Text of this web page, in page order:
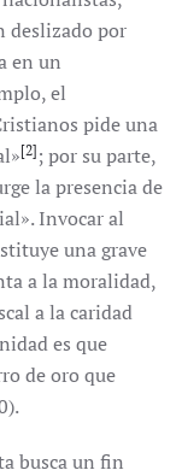
deslizado por
en un
el
pide una
[2] ; por su parte,
la presencia de
Invocar al
una grave
a la moralidad,
a la caridad
es que
de oro que
busca un fin